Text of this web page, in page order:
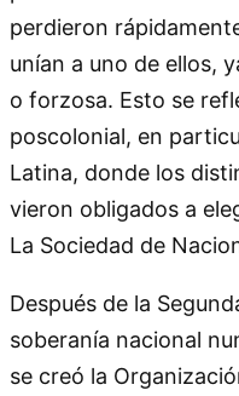
perdieron
unían a uno de ellos,
o forzosa. Esto se
poscolonial, en
Latina, donde los
vieron obligados a
La Sociedad de
Después de la
soberanía nacional
se creó la